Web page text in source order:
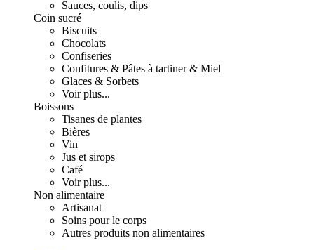
Sauces, coulis, dips
Coin sucré
Biscuits
Chocolats
Confiseries
Confitures & Pâtes à tartiner & Miel
Glaces & Sorbets
Voir plus...
Boissons
Tisanes de plantes
Bières
Vin
Jus et sirops
Café
Voir plus...
Non alimentaire
Artisanat
Soins pour le corps
Autres produits non alimentaires